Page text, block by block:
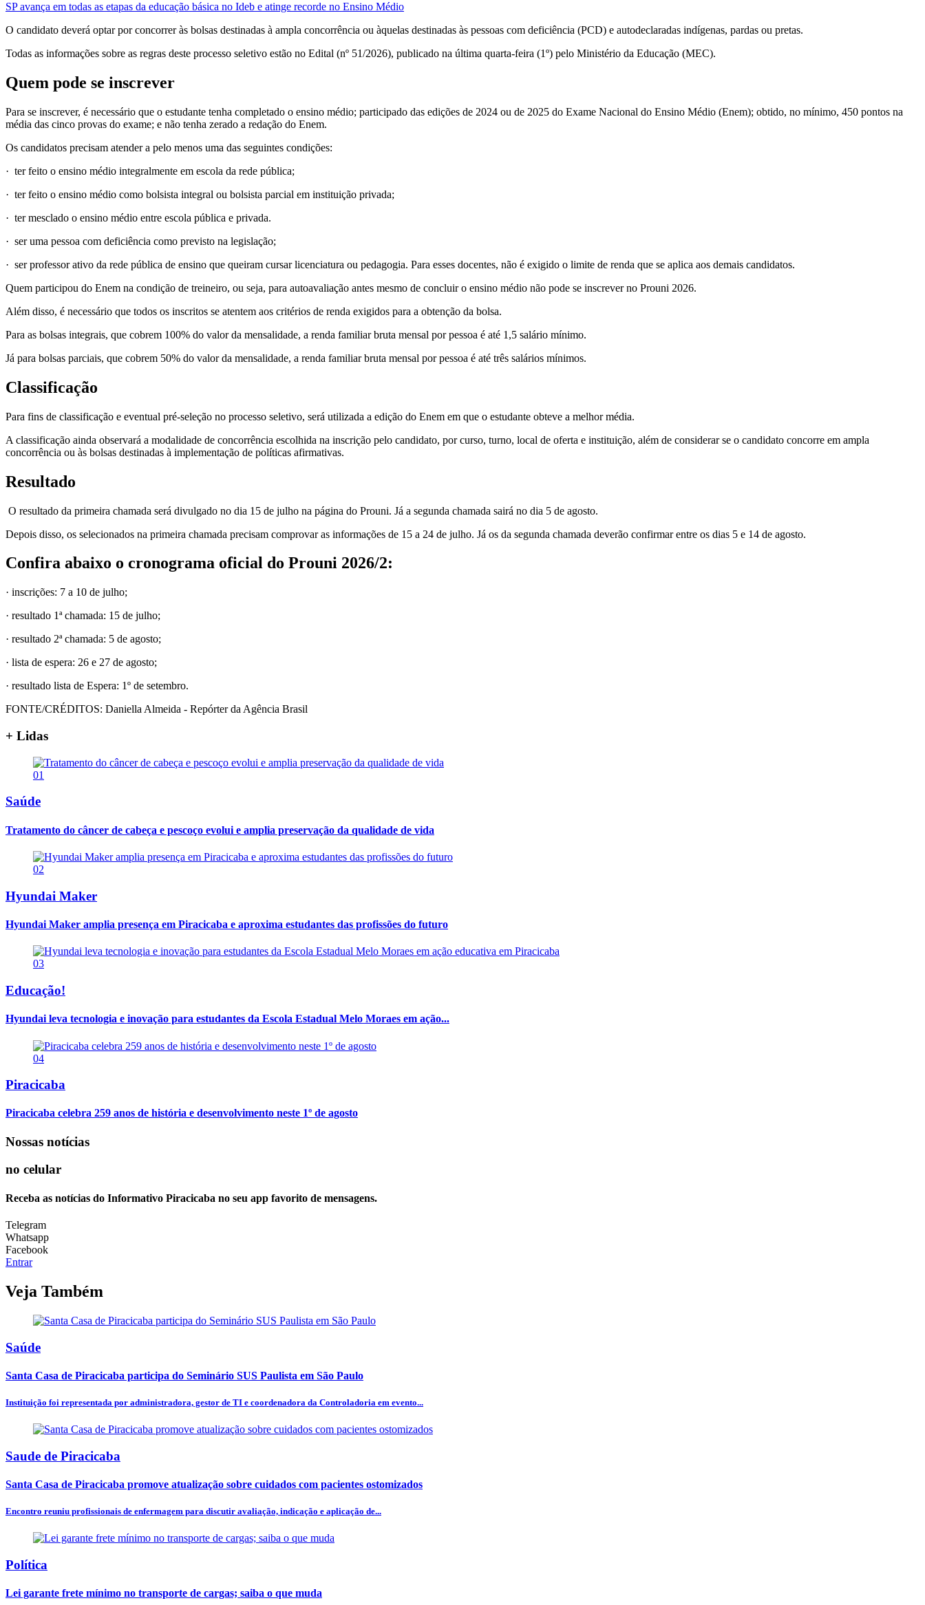
SP avança em todas as etapas da educação básica no Ideb e atinge recorde no Ensino Médio
O candidato deverá optar por concorrer às bolsas destinadas à ampla concorrência ou àquelas destinadas às pessoas com deficiência (PCD) e autodeclaradas indígenas, pardas ou pretas.
Todas as informações sobre as regras deste processo seletivo estão no Edital (nº 51/2026), publicado na última quarta-feira (1º) pelo Ministério da Educação (MEC).
Quem pode se inscrever
Para se inscrever, é necessário que o estudante tenha completado o ensino médio; participado das edições de 2024 ou de 2025 do Exame Nacional do Ensino Médio (Enem); obtido, no mínimo, 450 pontos na
média das cinco provas do exame; e não tenha zerado a redação do Enem.
Os candidatos precisam atender a pelo menos uma das seguintes condições:
· ter feito o ensino médio integralmente em escola da rede pública;
· ter feito o ensino médio como bolsista integral ou bolsista parcial em instituição privada;
· ter mesclado o ensino médio entre escola pública e privada.
· ser uma pessoa com deficiência como previsto na legislação;
· ser professor ativo da rede pública de ensino que queiram cursar licenciatura ou pedagogia. Para esses docentes, não é exigido o limite de renda que se aplica aos demais candidatos.
Quem participou do Enem na condição de treineiro, ou seja, para autoavaliação antes mesmo de concluir o ensino médio não pode se inscrever no Prouni 2026.
Além disso, é necessário que todos os inscritos se atentem aos critérios de renda exigidos para a obtenção da bolsa.
Para as bolsas integrais, que cobrem 100% do valor da mensalidade, a renda familiar bruta mensal por pessoa é até 1,5 salário mínimo.
Já para bolsas parciais, que cobrem 50% do valor da mensalidade, a renda familiar bruta mensal por pessoa é até três salários mínimos.
Classificação
Para fins de classificação e eventual pré-seleção no processo seletivo, será utilizada a edição do Enem em que o estudante obteve a melhor média.
A classificação ainda observará a modalidade de concorrência escolhida na inscrição pelo candidato, por curso, turno, local de oferta e instituição, além de considerar se o candidato concorre em ampla
concorrência ou às bolsas destinadas à implementação de políticas afirmativas.
Resultado
O resultado da primeira chamada será divulgado no dia 15 de julho na página do Prouni. Já a segunda chamada sairá no dia 5 de agosto.
Depois disso, os selecionados na primeira chamada precisam comprovar as informações de 15 a 24 de julho. Já os da segunda chamada deverão confirmar entre os dias 5 e 14 de agosto.
Confira abaixo o cronograma oficial do Prouni 2026/2:
· inscrições: 7 a 10 de julho;
· resultado 1ª chamada: 15 de julho;
· resultado 2ª chamada: 5 de agosto;
· lista de espera: 26 e 27 de agosto;
· resultado lista de Espera: 1º de setembro.
FONTE/CRÉDITOS: Daniella Almeida - Repórter da Agência Brasil
+ Lidas
01
Saúde
Tratamento do câncer de cabeça e pescoço evolui e amplia preservação da qualidade de vida
02
Hyundai Maker
Hyundai Maker amplia presença em Piracicaba e aproxima estudantes das profissões do futuro
03
Educação!
Hyundai leva tecnologia e inovação para estudantes da Escola Estadual Melo Moraes em ação...
04
Piracicaba
Piracicaba celebra 259 anos de história e desenvolvimento neste 1º de agosto
Nossas notícias
no celular
Receba as notícias do Informativo Piracicaba no seu app favorito de mensagens.
Telegram
Whatsapp
Facebook
Entrar
Veja Também
Saúde
Santa Casa de Piracicaba participa do Seminário SUS Paulista em São Paulo
Instituição foi representada por administradora, gestor de TI e coordenadora da Controladoria em evento...
Saude de Piracicaba
Santa Casa de Piracicaba promove atualização sobre cuidados com pacientes ostomizados
Encontro reuniu profissionais de enfermagem para discutir avaliação, indicação e aplicação de...
Política
Lei garante frete mínimo no transporte de cargas; saiba o que muda